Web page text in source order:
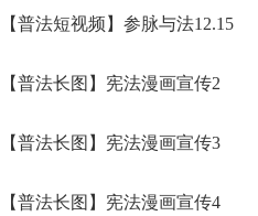
【普法短视频】参脉与法12.15
【普法长图】宪法漫画宣传2
【普法长图】宪法漫画宣传3
【普法长图】宪法漫画宣传4